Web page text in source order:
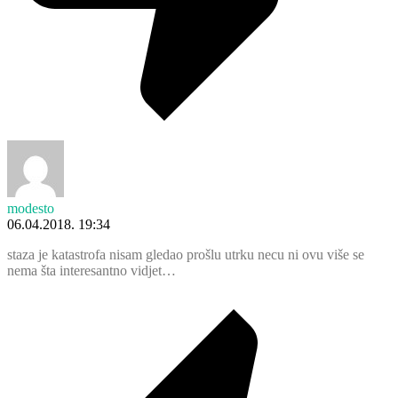
modesto
06.04.2018. 19:34
staza je katastrofa nisam gledao prošlu utrku necu ni ovu više se
nema šta interesantno vidjet…